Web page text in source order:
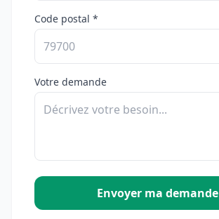
Code postal *
Votre demande
Envoyer ma demande